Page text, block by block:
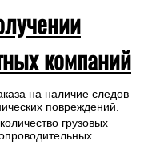
компаний
на наличие следов
повреждений.
грузовых